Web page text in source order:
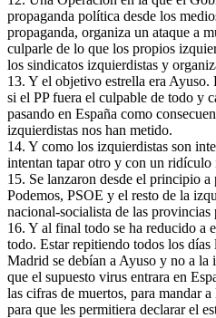
propaganda política desde los
propaganda, organiza un ataque a
culparle de lo que los propios
los sindicatos izquierdistas y
13. Y el objetivo estrella era Ayuso.
si el PP fuera el culpable de todo y
pasando en España como
izquierdistas nos han metido.
14. Y como los izquierdistas son
intentan tapar otro y con un ridículo
15. Se lanzaron desde el principio
Podemos, PSOE y el resto de la
nacional-socialista de las provincias
16. Y al final todo se ha reducido a
todo. Estar repitiendo todos los
Madrid se debían a Ayuso y no a la
que el supuesto virus entrara en
las cifras de muertos, para mandar
para que les permitiera declarar el